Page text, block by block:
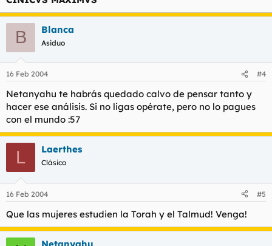
B Blanca
Asiduo
16 Feb 2004 #4
Netanyahu te habrás quedado calvo de pensar tanto y
hacer ese análisis. Si no ligas opérate, pero no lo pagues
con el mundo :57
L Laerthes
Clásico
16 Feb 2004 #5
Que las mujeres estudien la Torah y el Talmud! Venga!
Netanyahu